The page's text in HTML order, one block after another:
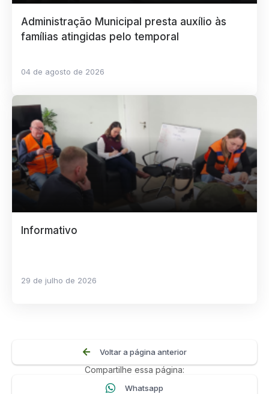
Administração Municipal presta auxílio às
famílias atingidas pelo temporal
04 de agosto de 2026
Informativo
29 de julho de 2026
Voltar a página anterior
Compartilhe essa página:
Whatsapp